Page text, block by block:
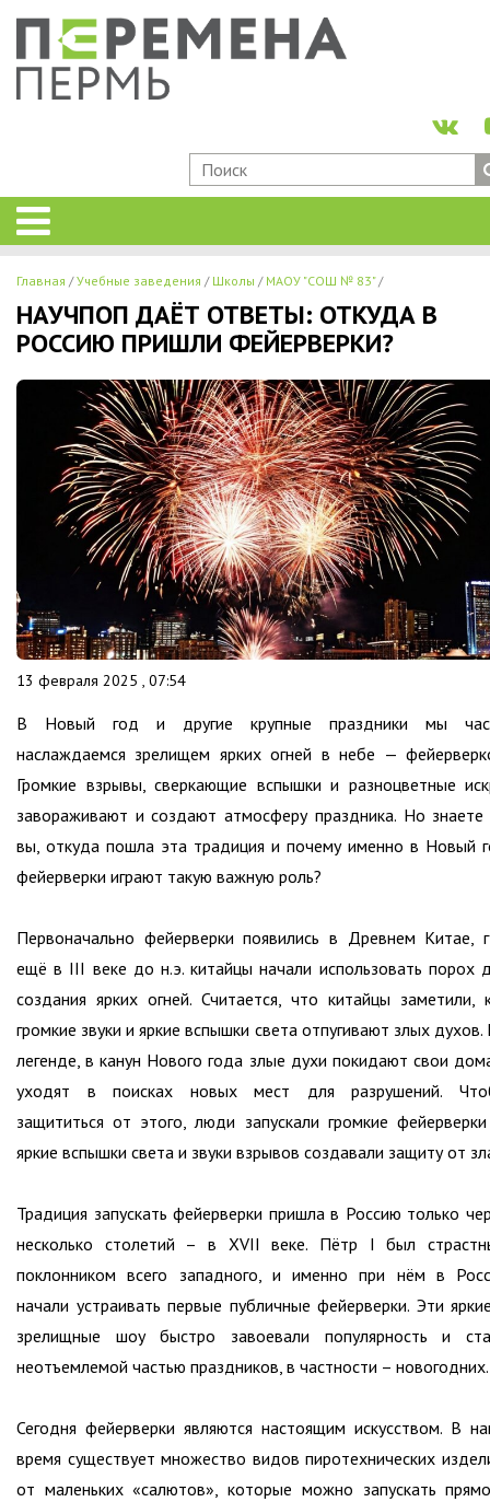
Главная Учебные заведения Школы МАОУ "СОШ № 83"
НАУЧПОП ДАЁТ ОТВЕТЫ: ОТКУДА В
РОССИЮ ПРИШЛИ ФЕЙЕРВЕРКИ?
13 февраля 2025 , 07:54
В Новый год и другие крупные праздники мы
наслаждаемся зрелищем ярких огней в небе —
Громкие взрывы, сверкающие вспышки и разноцветные
завораживают и создают атмосферу праздника. Но знаете
вы, откуда пошла эта традиция и почему именно в Новый
фейерверки играют такую важную роль?
Первоначально фейерверки появились в Древнем Китае,
ещё в III веке до н.э. китайцы начали использовать порох
создания ярких огней. Считается, что китайцы заметили,
громкие звуки и яркие вспышки света отпугивают злых
легенде, в канун Нового года злые духи покидают свои
уходят в поисках новых мест для разрушений.
защититься от этого, люди запускали громкие
яркие вспышки света и звуки взрывов создавали защиту от
Традиция запускать фейерверки пришла в Россию только
несколько столетий – в XVII веке. Пётр I был
поклонником всего западного, и именно при нём в
начали устраивать первые публичные фейерверки. Эти
зрелищные шоу быстро завоевали популярность и
неотъемлемой частью праздников, в частности – новогодних.
Сегодня фейерверки являются настоящим искусством. В
время существует множество видов пиротехнических
от маленьких «салютов», которые можно запускать